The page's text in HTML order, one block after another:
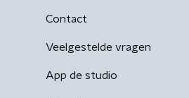
Contact
Veelgestelde vragen
App de studio